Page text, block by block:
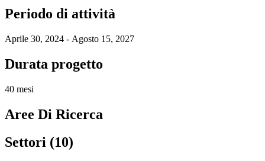
Periodo di attività
Aprile 30, 2024 - Agosto 15, 2027
Durata progetto
40 mesi
Aree Di Ricerca
Settori (10)